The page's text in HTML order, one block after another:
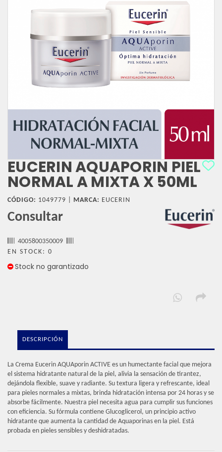
EUCERIN AQUAPORIN PIEL
NORMAL A MIXTA X 50ML
CÓDIGO: 1049779 | MARCA: EUCERIN
Consultar
4005800350009
EN STOCK: 0
Stock no garantizado
DESCRIPCIÓN
La Crema Eucerin AQUAporin ACTIVE es un humectante facial que mejora
el sistema hidratante natural de la piel, alivia la sensación de tirantez,
dejándola flexible, suave y radiante. Su textura ligera y refrescante, ideal
para pieles normales a mixtas, brinda hidratación intensa por 24 horas y se
absorbe fácilmente. Nuestra piel necesita agua para cumplir sus funciones
con eficiencia. Su fórmula contiene Glucoglicerol, un principio activo
hidratante que aumenta la cantidad de Aquaporinas en la piel. Está
probada en pieles sensibles y deshidratadas.